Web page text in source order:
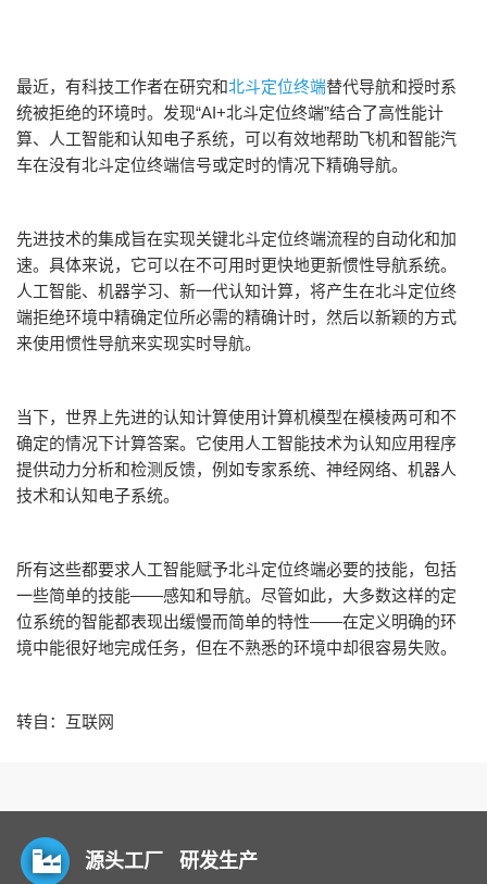
最近，有科技工作者在研究和北斗定位终端替代导航和授时系
统被拒绝的环境时。发现“AI+北斗定位终端”结合了高性能计
算、人工智能和认知电子系统，可以有效地帮助飞机和智能汽
车在没有北斗定位终端信号或定时的情况下精确导航。
先进技术的集成旨在实现关键北斗定位终端流程的自动化和加
速。具体来说，它可以在不可用时更快地更新惯性导航系统。
人工智能、机器学习、新一代认知计算，将产生在北斗定位终
端拒绝环境中精确定位所必需的精确计时，然后以新颖的方式
来使用惯性导航来实现实时导航。
当下，世界上先进的认知计算使用计算机模型在模棱两可和不
确定的情况下计算答案。它使用人工智能技术为认知应用程序
提供动力分析和检测反馈，例如专家系统、神经网络、机器人
技术和认知电子系统。
所有这些都要求人工智能赋予北斗定位终端必要的技能，包括
一些简单的技能——感知和导航。尽管如此，大多数这样的定
位系统的智能都表现出缓慢而简单的特性——在定义明确的环
境中能很好地完成任务，但在不熟悉的环境中却很容易失败。
转自：互联网
源头工厂 研发生产